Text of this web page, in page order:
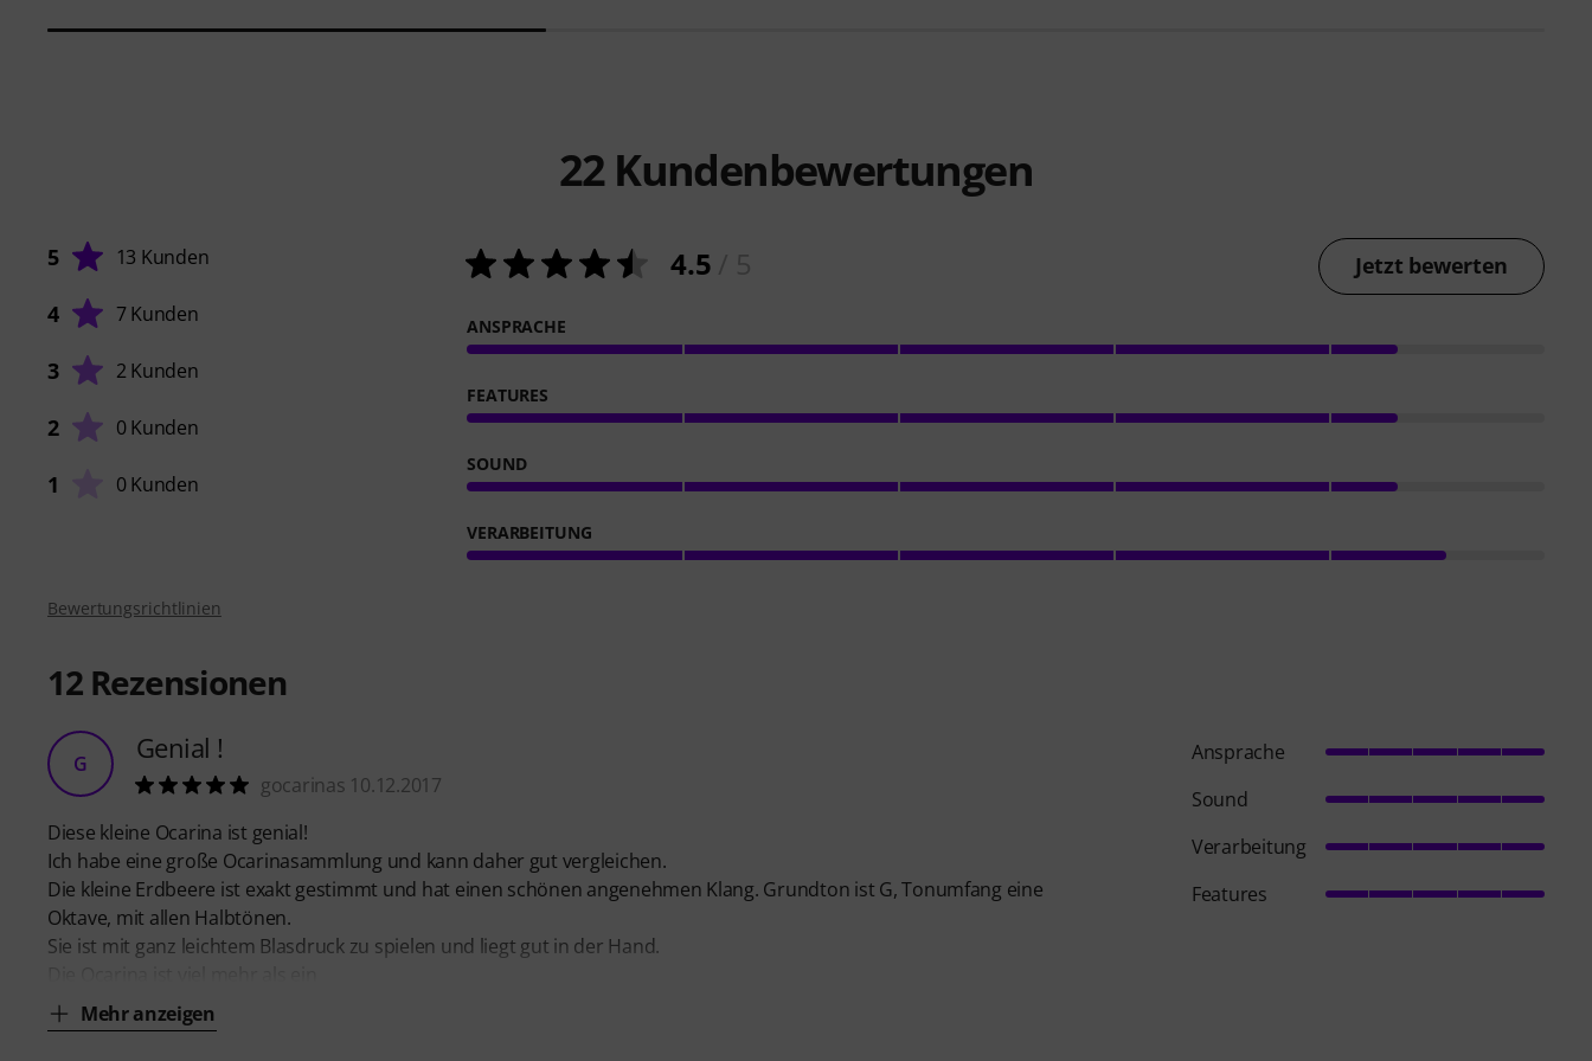
22Kundenbewertungen
5 13 Kunden
4 7 Kunden
3 2 Kunden
2 0 Kunden
1 0 Kunden
4.5 Jetzt bewerten
ANSPRACHE
FEATURES
SOUND
VERARBEITUNG
Bewertungsrichtlinien
12 Rezensionen
G Genial !
gocarinas 10.12.2017
Diese kleine Ocarina ist genial!
Ich habe eine große Ocarinasammlung und kann daher gut vergleichen.
Die kleine Erdbeere ist exakt gestimmt und hat einen schönen angenehmen Klang. Grundton ist G, Tonumfang eine
Oktave, mit allen Halbtönen.
Sie ist mit ganz leichtem Blasdruck zu spielen und liegt gut in der Hand.
Mehr anzeigen
Ansprache
Sound
Verarbeitung
Features